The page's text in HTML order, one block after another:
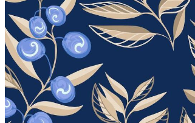
Motion graphics
Imagens Editoriais
Eventos Editoriais